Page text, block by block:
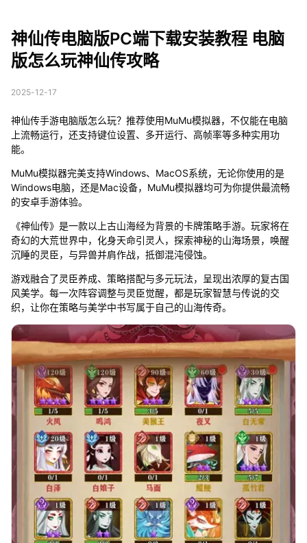
神仙传电脑版PC端下载安装教程 电脑
版怎么玩神仙传攻略
2025-12-17
神仙传手游电脑版怎么玩？推荐使用MuMu模拟器，不仅能在电脑
上流畅运行，还支持键位设置、多开运行、高帧率等多种实用功
能。
MuMu模拟器完美支持Windows、MacOS系统，无论你使用的是
Windows电脑，还是Mac设备，MuMu模拟器均可为你提供最流畅
的安卓手游体验。
《神仙传》是一款以上古山海经为背景的卡牌策略手游。玩家将在
奇幻的大荒世界中，化身天命引灵人，探索神秘的山海场景，唤醒
沉睡的灵臣，与异兽并肩作战，抵御混沌侵蚀。
游戏融合了灵臣养成、策略搭配与多元玩法，呈现出浓厚的复古国
风美学。每一次阵容调整与灵臣觉醒，都是玩家智慧与传说的交
织，让你在策略与美学中书写属于自己的山海传奇。